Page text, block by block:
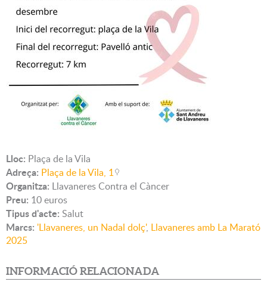
Lloc: Plaça de la Vila
Adreça: Plaça de la Vila, 1
Organitza: Llavaneres Contra el Càncer
Preu: 10 euros
Tipus d'acte: Salut
Marcs: 'Llavaneres, un Nadal dolç', Llavaneres amb La Marató
2025
INFORMACIÓ RELACIONADA